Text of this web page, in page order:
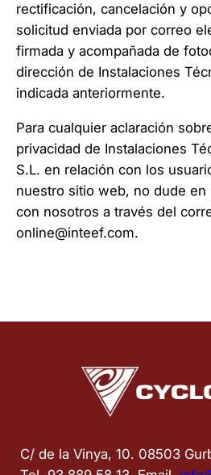
rectificación, cancelación y
solicitud enviada por correo
firmada y acompañada de
dirección de Instalaciones
indicada anteriormente.
Para cualquier aclaración
privacidad de Instalaciones
S.L. en relación con los
nuestro sitio web, no dude
con nosotros a través del
online@inteef.com.
C/ de la Vinya, 10. 08503